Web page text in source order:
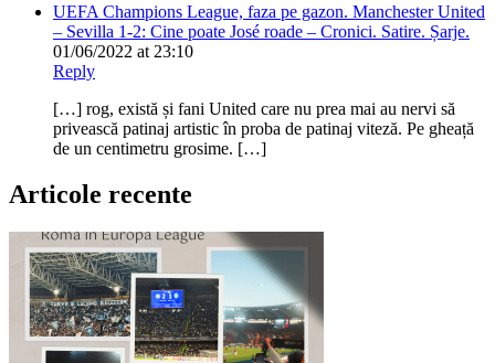
UEFA Champions League, faza pe gazon. Manchester United
– Sevilla 1-2: Cine poate José roade – Cronici. Satire. Șarje.
01/06/2022 at 23:10
Reply
[…] rog, există și fani United care nu prea mai au nervi să
privească patinaj artistic în proba de patinaj viteză. Pe gheață
de un centimetru grosime. […]
Articole recente